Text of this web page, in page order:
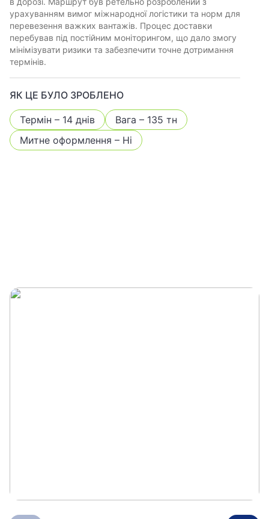
урахуванням вимог міжнародної логістики та норм для
перевезення важких вантажів. Процес доставки
перебував під постійним моніторингом, що дало змогу
мінімізувати ризики та забезпечити точне дотримання
термінів.
ЯК ЦЕ БУЛО ЗРОБЛЕНО
Термін – 14 днів
Вага – 135 тн
Митне оформлення – Ні